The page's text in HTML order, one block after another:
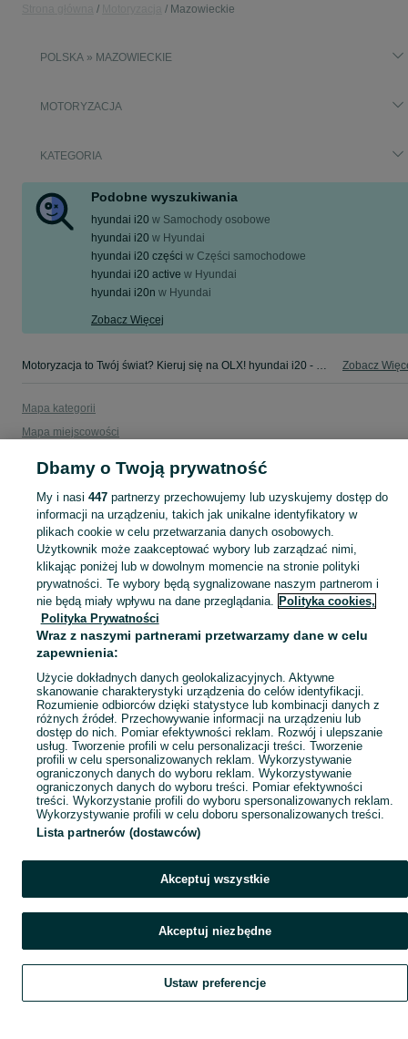
Mazowieckie
POLSKA » MAZOWIECKIE
MOTORYZACJA
KATEGORIA
Podobne wyszukiwania
hyundai i20 w Samochody osobowe
hyundai i20 w Hyundai
hyundai i20 części w Części samochodowe
hyundai i20 active w Hyundai
hyundai i20n w Hyundai
Zobacz Więcej
Motoryzacja to Twój świat? Kieruj się na OLX! hyundai i20 - Mazowieckie - tylko w kategorii Motoryzacja na OLX! Zobacz
Mapa kategorii
Mapa miejscowości
Popularne wyszukiwania
Szukaj Obserwujesz Dodaj Czat Konto
Dbamy o Twoją prywatność
My i nasi 447partnerzy przechowujemy lub uzyskujemy dostęp do
informacji na urządzeniu, takich jak unikalne identyfikatory w
plikach cookie w celu przetwarzania danych osobowych.
Użytkownik może zaakceptować wybory lub zarządzać nimi,
klikając poniżej lub w dowolnym momencie na stronie polityki
prywatności. Te wybory będą sygnalizowane naszym partnerom i
nie będą miały wpływu na dane przeglądania. Polityka cookies,
Polityka Prywatności
Wraz z naszymi partnerami przetwarzamy dane w celu
zapewnienia:
Użycie dokładnych danych geolokalizacyjnych. Aktywne
skanowanie charakterystyki urządzenia do celów identyfikacji.
Rozumienie odbiorców dzięki statystyce lub kombinacji danych z
różnych źródeł. Przechowywanie informacji na urządzeniu lub
dostęp do nich. Pomiar efektywności reklam. Rozwój i ulepszanie
usług. Tworzenie profili w celu personalizacji treści. Tworzenie
profili w celu spersonalizowanych reklam. Wykorzystywanie
ograniczonych danych do wyboru reklam. Wykorzystywanie
ograniczonych danych do wyboru treści. Pomiar efektywności
treści. Wykorzystanie profili do wyboru spersonalizowanych reklam.
Wykorzystywanie profili w celu doboru spersonalizowanych treści.
Lista partnerów (dostawców)
Akceptuj wszystkie
Akceptuj niezbędne
Ustaw preferencje